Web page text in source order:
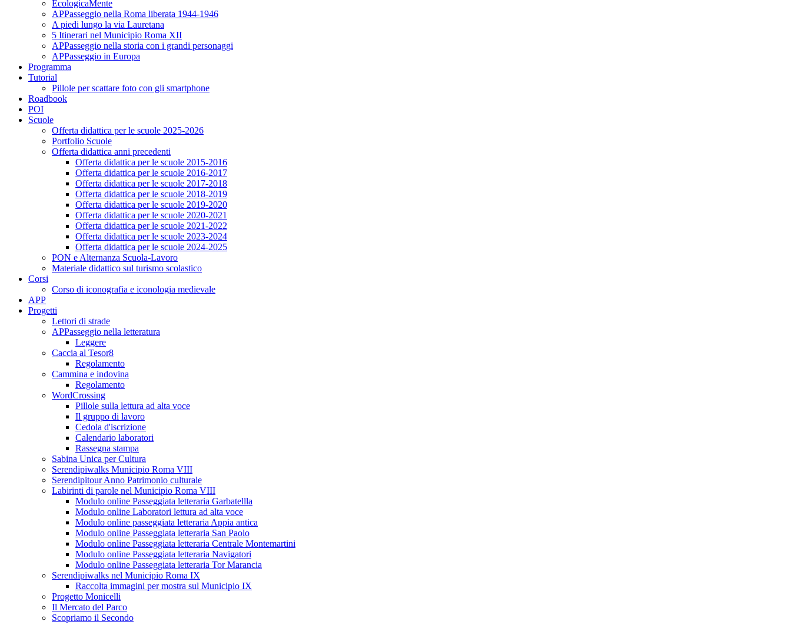
EcologicaMente
APPasseggio nella Roma liberata 1944-1946
A piedi lungo la via Lauretana
5 Itinerari nel Municipio Roma XII
APPasseggio nella storia con i grandi personaggi
APPasseggio in Europa
Programma
Tutorial
Pillole per scattare foto con gli smartphone
Roadbook
POI
Scuole
Offerta didattica per le scuole 2025-2026
Portfolio Scuole
Offerta didattica anni precedenti
Offerta didattica per le scuole 2015-2016
Offerta didattica per le scuole 2016-2017
Offerta didattica per le scuole 2017-2018
Offerta didattica per le scuole 2018-2019
Offerta didattica per le scuole 2019-2020
Offerta didattica per le scuole 2020-2021
Offerta didattica per le scuole 2021-2022
Offerta didattica per le scuole 2023-2024
Offerta didattica per le scuole 2024-2025
PON e Alternanza Scuola-Lavoro
Materiale didattico sul turismo scolastico
Corsi
Corso di iconografia e iconologia medievale
APP
Progetti
Lettori di strade
APPasseggio nella letteratura
Leggere
Caccia al Tesor8
Regolamento
Cammina e indovina
Regolamento
WordCrossing
Pillole sulla lettura ad alta voce
Il gruppo di lavoro
Cedola d'iscrizione
Calendario laboratori
Rassegna stampa
Sabina Unica per Cultura
Serendipiwalks Municipio Roma VIII
Serendipitour Anno Patrimonio culturale
Labirinti di parole nel Municipio Roma VIII
Modulo online Passeggiata letteraria Garbatellla
Modulo online Laboratori lettura ad alta voce
Modulo online passeggiata letteraria Appia antica
Modulo online Passeggiata letteraria San Paolo
Modulo online Passeggiata letteraria Centrale Montemartini
Modulo online Passeggiata letteraria Navigatori
Modulo online Passeggiata letteraria Tor Marancia
Serendipiwalks nel Municipio Roma IX
Raccolta immagini per mostra sul Municipio IX
Progetto Monicelli
Il Mercato del Parco
Scopriamo il Secondo